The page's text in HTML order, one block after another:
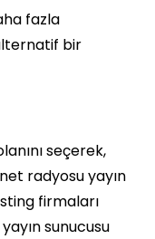
fazla
bir
seçerek,
radyosu yayın
firmaları
sunucusu